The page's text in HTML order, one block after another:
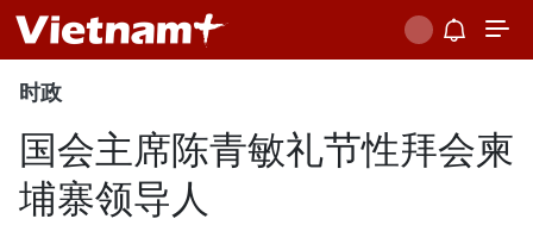
时政
国会主席陈青敏礼节性拜会柬
埔寨领导人